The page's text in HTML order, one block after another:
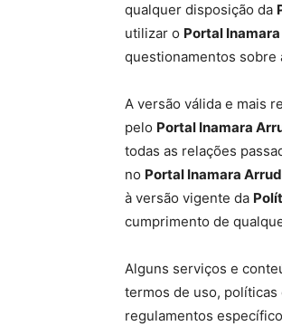
qualquer disposição da
utilizar o Portal
questionamentos sobre
A versão válida e mais
pelo Portal Inamara
todas as relações
no Portal Inamara
à versão vigente da
cumprimento de
Alguns serviços e
termos de uso,
regulamentos